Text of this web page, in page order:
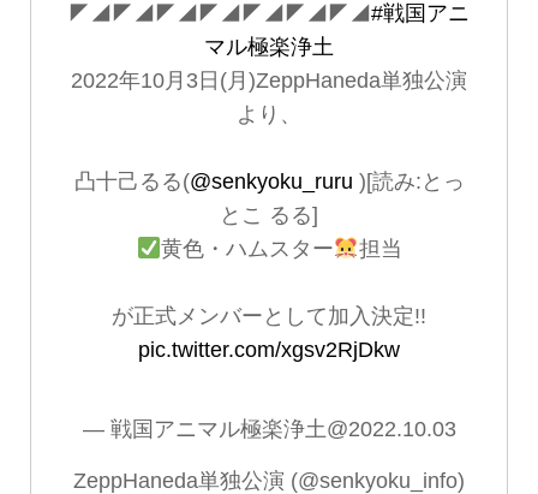
◤◢◤◢◤◢◤◢◤◢◤◢◤◢#戦国アニ
マル極楽浄土
2022年10月3日(月)ZeppHaneda単独公演
より、
凸十己るる(@senkyoku_ruru )[読み:とっ
とこ るる]
黄色・ハムスター
担当
が正式メンバーとして加入決定!!
pic.twitter.com/xgsv2RjDkw
— 戦国アニマル極楽浄土@2022.10.03
ZeppHaneda単独公演 (@senkyoku_info)